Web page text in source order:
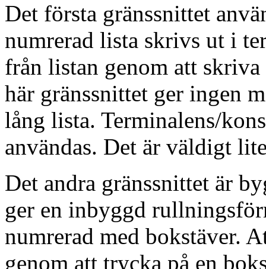
Det första gränssnittet
numrerad lista skrivs ut i
från listan genom att
här gränssnittet ger ingen
lång lista. Terminalens/
användas. Det är väldigt
Det andra gränssnittet är
ger en inbyggd
numrerad med bokstäver.
genom att trycka på en